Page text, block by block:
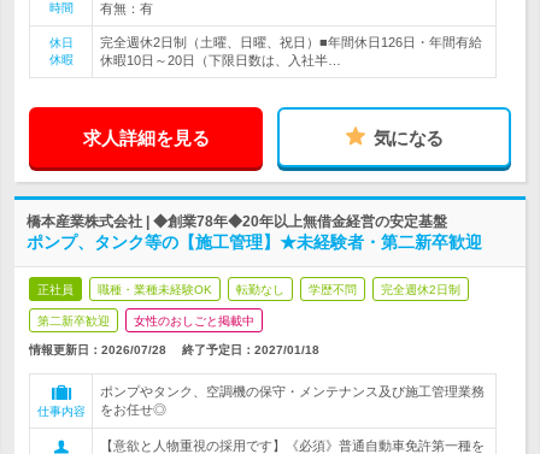
時間
有無：有
休日
休暇
完全週休2日制（土曜、日曜、祝日）■年間休日126日・年間有給
休暇10日～20日（下限日数は、入社半…
求人詳細を見る 気になる
橋本産業株式会社 | ◆創業78年◆20年以上無借金経営の安定基盤
ポンプ、タンク等の【施工管理】★未経験者・第二新卒歓迎
正社員 職種・業種未経験OK 転勤なし 学歴不問 完全週休2日制
第二新卒歓迎 女性のおしごと掲載中
情報更新日：2026/07/28 終了予定日： 2027/01/18
仕事内容
ポンプやタンク、空調機の保守・メンテナンス及び施工管理業務
をお任せ◎
【意欲と人物重視の採用です】《必須》普通自動車免許第一種を